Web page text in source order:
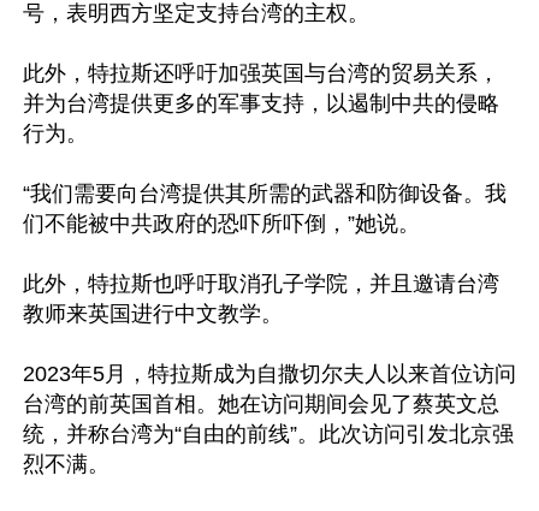
号，表明西方坚定支持台湾的主权。
此外，特拉斯还呼吁加强英国与台湾的贸易关系，
并为台湾提供更多的军事支持，以遏制中共的侵略
行为。
“我们需要向台湾提供其所需的武器和防御设备。我
们不能被中共政府的恐吓所吓倒，”她说。
此外，特拉斯也呼吁取消孔子学院，并且邀请台湾
教师来英国进行中文教学。
2023年5月，特拉斯成为自撒切尔夫人以来首位访问
台湾的前英国首相。她在访问期间会见了蔡英文总
统，并称台湾为“自由的前线”。此次访问引发北京强
烈不满。